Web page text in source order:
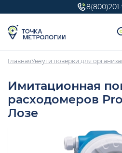
ГлавнаяУслуги поверки для
Имитационная
расходомеров
Лозе